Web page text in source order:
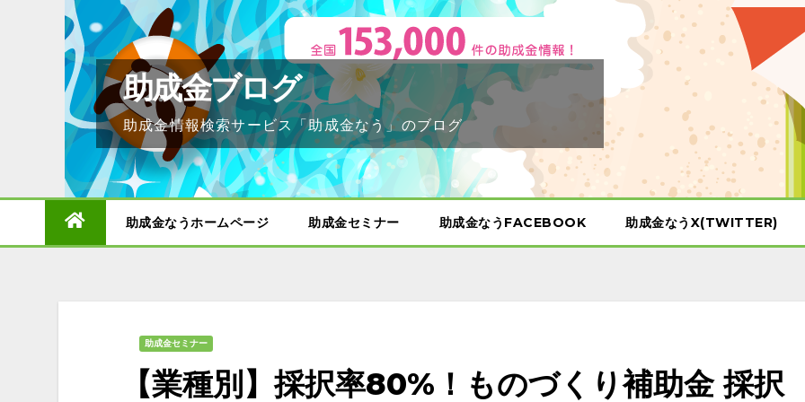
助成金ブログ
助成金情報検索サービス「助成金なう」のブログ
助成金なうホームページ 助成金セミナー 助成金なうFACEBOOK 助成金なうX(TWITTER)
助成金セミナー
【業種別】採択率80%！ものづくり補助金 採択